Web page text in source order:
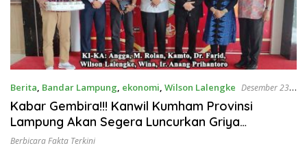
Berita, Bandar Lampung, ekonomi, Wilson Lalengke Desember 23,
2022
Kabar Gembira!!! Kanwil Kumham Provinsi
Lampung Akan Segera Luncurkan Griya
Abhipraya
Berbicara Fakta Terkini